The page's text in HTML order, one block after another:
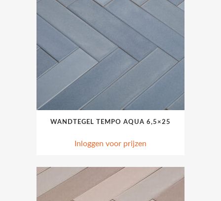
WANDTEGEL TEMPO AQUA 6,5×25
Inloggen voor prijzen